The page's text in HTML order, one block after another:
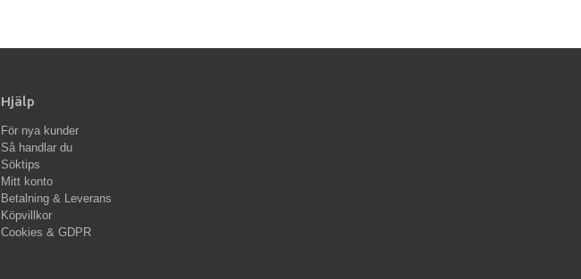
Hjälp
För nya kunder
Så handlar du
Söktips
Mitt konto
Betalning & Leverans
Köpvillkor
Cookies & GDPR